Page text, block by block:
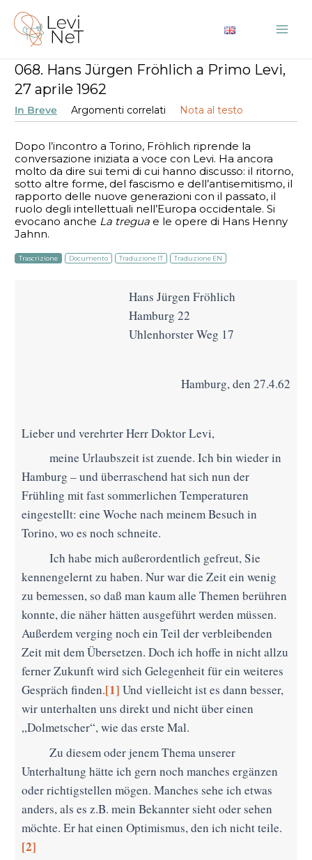
contenuto
068. Hans Jürgen Fröhlich a Primo Levi,
27 aprile 1962
In Breve Argomenti correlati Nota al testo
Dopo l’incontro a Torino, Fröhlich riprende la
conversazione iniziata a voce con Levi. Ha ancora
molto da dire sui temi di cui hanno discusso: il ritorno,
sotto altre forme, del fascismo e dell’antisemitismo, il
rapporto delle nuove generazioni con il passato, il
ruolo degli intellettuali nell’Europa occidentale. Si
evocano anche La tregua e le opere di Hans Henny
Jahnn.
Trascrizione Documento Traduzione IT Traduzione EN
Hans Jürgen Fröhlich
Hamburg 22
Uhlenhorster Weg 17
Hamburg, den 27.4.62
Lieber und verehrter Herr Doktor Levi,
meine Urlaubszeit ist zuende. Ich bin wieder in
Hamburg – und überraschend hat sich nun der
Frühling mit fast sommerlichen Temperaturen
eingestellt: eine Woche nach meinem Besuch in
Torino, wo es noch schneite.
Ich habe mich außerordentlich gefreut, Sie
kennengelernt zu haben. Nur war die Zeit ein wenig
zu bemessen, so daß man kaum alle Themen berühren
konnte, die näher hätten ausgeführt werden müssen.
Außerdem verging noch ein Teil der verbleibenden
Zeit mit dem Übersetzen. Doch ich hoffe in nicht allzu
ferner Zukunft wird sich Gelegenheit für ein weiteres
Gespräch finden.[1] Und vielleicht ist es dann besser,
wir unterhalten uns direkt und nicht über einen
„Dolmetscher“, wie das erste Mal.
Zu diesem oder jenem Thema unserer
Unterhaltung hätte ich gern noch manches ergänzen
oder richtigstellen mögen. Manches sehe ich etwas
anders, als es z.B. mein Bekannter sieht oder sehen
möchte. Er hat einen Optimismus, den ich nicht teile.
[2]